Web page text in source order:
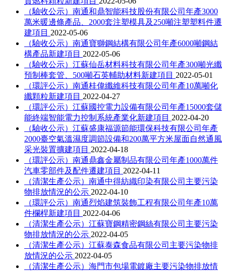
（驗收公示）南通和鼎智能科技股份有限公司年產3000
萬米暖邊條產品、2000套注塑模具及250噸注塑塑料件遷
建項目 2022-05-06
（驗收公示）南通寶獅鋼結構有限公司年產6000噸鋼結
構產品新建項目 2022-05-06
（驗收公示）江蘇仙岳材料科技有限公司年產300噸光纖
預制棒套管、500噸石英輔助材料新建項目 2022-05-01
（環評公示）南通桂偉纖維科技有限公司年產10萬噸化
纖顆粒新建項目 2022-04-27
（環評公示）江蘇國控電力設備有限公司年產15000套儲
能終端智能電力控制系統產業化新建項目 2022-04-20
（驗收公示）江蘇盛康福源節能環保科技有限公司年產
2000臺空氣溫濕度調節設備和200萬平方米屋面自然通風
采光裝置擴建項目 2022-04-18
（環評公示）南通鼎鑫金屬制品有限公司年產1000萬件
汽車零部件及配件遷建項目 2022-04-11
（清潔生產公示）南通中得紡織印染有限公司主要污染
物排放情況的公示 2022-04-10
（環評公示）南通烈焰建筑裝飾工程有限公司年產10萬
件欄桿新建項目 2022-04-06
（清潔生產公示）江蘇寶鋼精密鋼絲有限公司主要污染
物排放情況的公示 2022-04-05
（清潔生產公示）江蘇泰森食品有限公司主要污染物排
放情況的公示 2022-04-05
（清潔生產公示）海門市包場電鍍廠主要污染物排放情